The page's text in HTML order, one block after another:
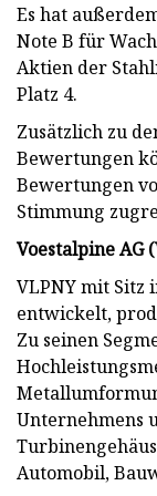
Es hat
Note B für
Aktien der
Platz 4.
Zusätzlich zu
Bewertungen
Bewertungen
Stimmung
Voestalpine AG (
VLPNY mit Sitz
entwickelt,
Zu seinen
Unternehmens
Automobil,